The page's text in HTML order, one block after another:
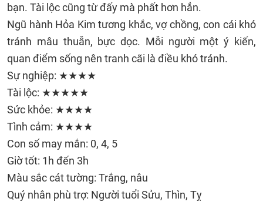
bạn. Tài lộc cũng từ đấy mà phất hơn hẳn.
Ngũ hành Hỏa Kim tương khắc, vợ chồng, con cái khó
tránh mâu thuẫn, bực dọc. Mỗi người một ý kiến,
quan điểm sống nên tranh cãi là điều khó tránh.
Sự nghiệp: ★★★★
Tài lộc: ★★★★★
Sức khỏe: ★★★★
Tình cảm: ★★★★
Con số may mắn: 0, 4, 5
Giờ tốt: 1h đến 3h
Màu sắc cát tường: Trắng, nâu
Quý nhân phù trợ: Người tuổi Sửu, Thìn, Tỵ